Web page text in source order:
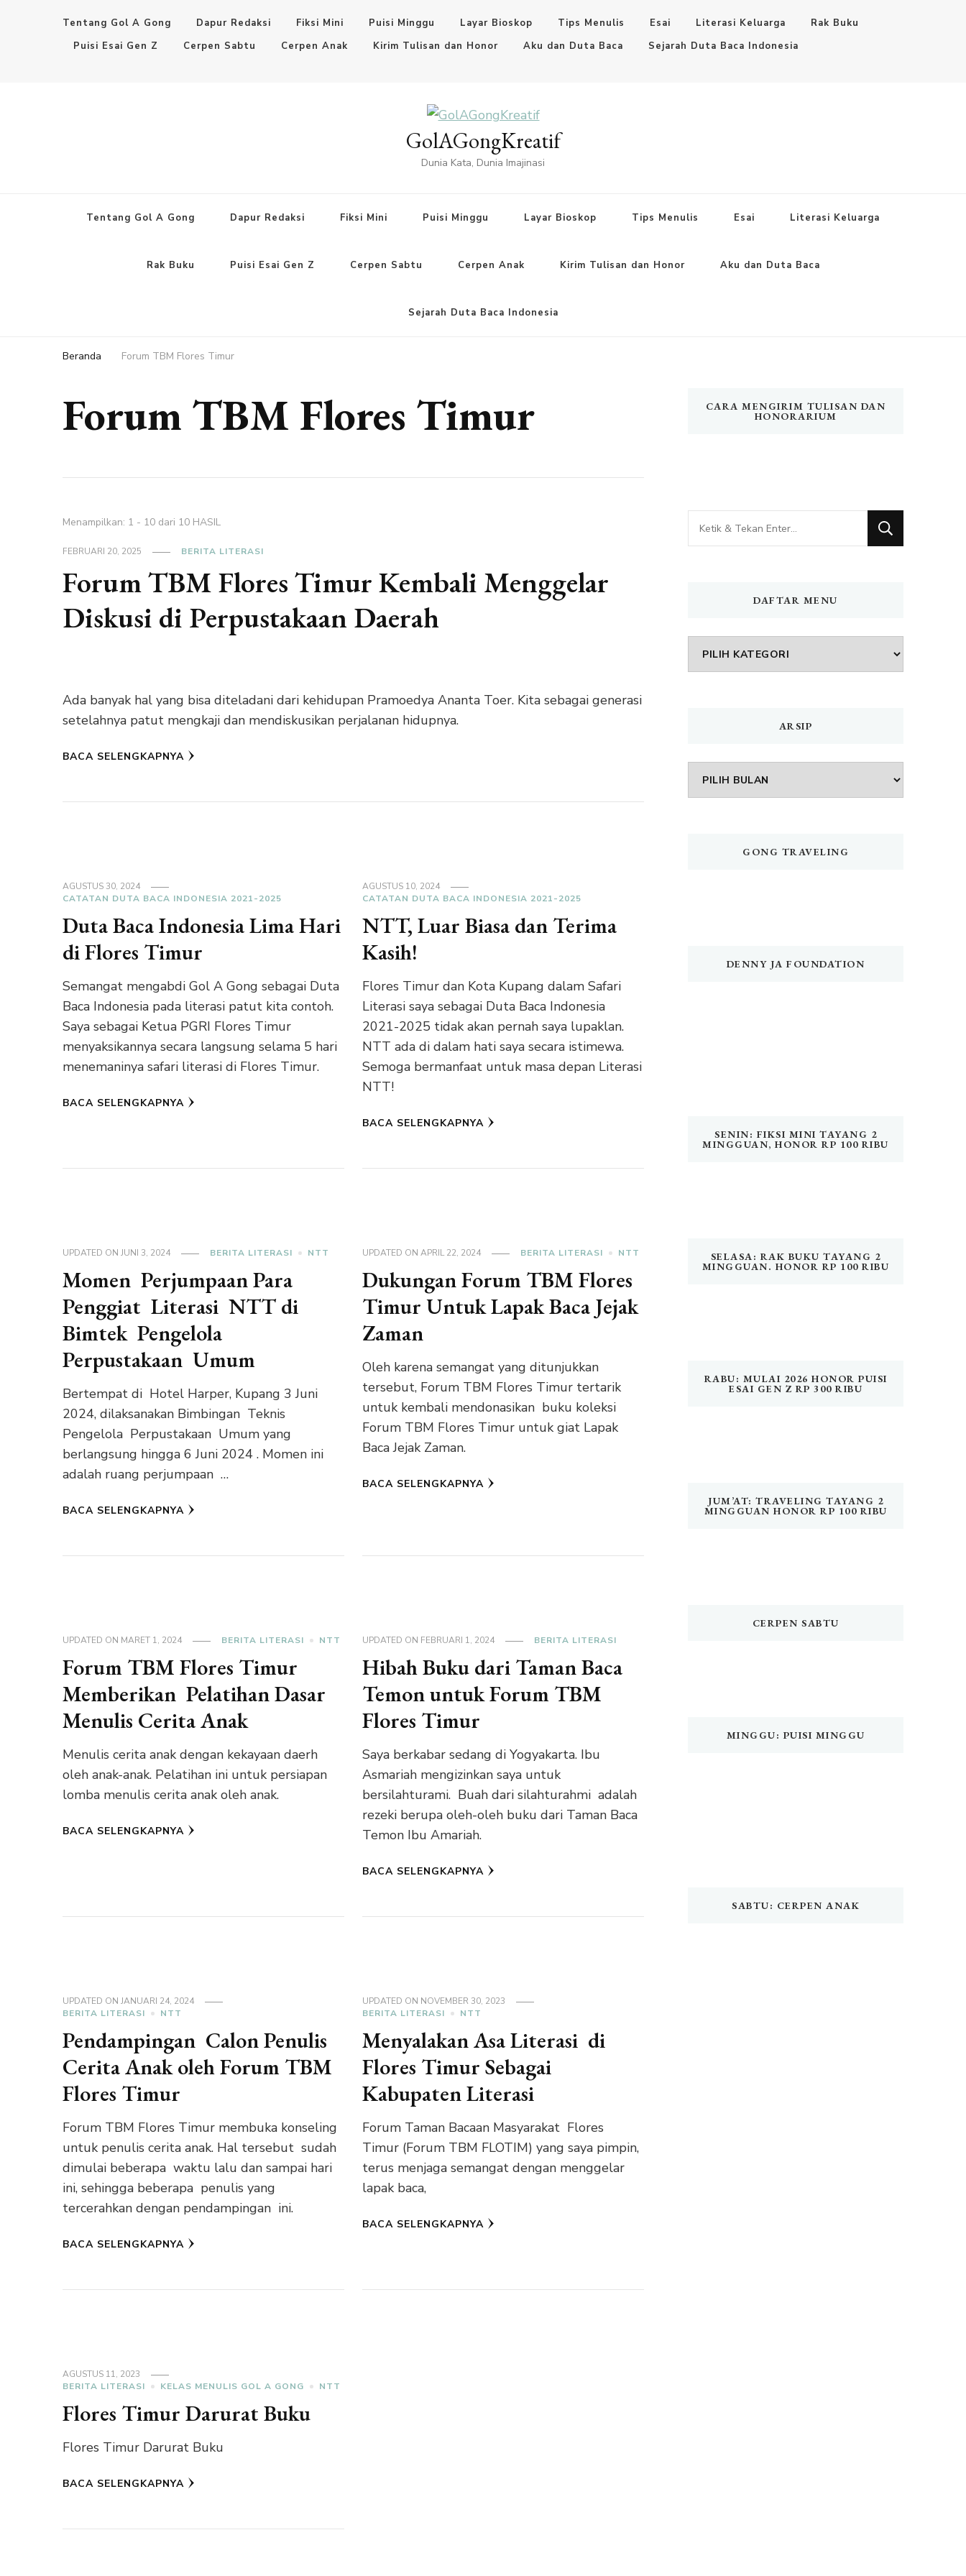
Tentang Gol A Gong Dapur Redaksi Fiksi Mini Puisi Minggu Layar Bioskop Tips Menulis Esai Literasi Keluarga
Rak Buku
Puisi Esai Gen Z
Cerpen Sabtu Cerpen Anak Kirim Tulisan dan Honor Aku dan Duta Baca Sejarah Duta Baca Indonesia
GolAGongKreatif
Dunia Kata, Dunia Imajinasi
Tentang Gol A Gong Dapur Redaksi Fiksi Mini Puisi Minggu Layar Bioskop Tips Menulis Esai Literasi Keluarga
Rak Buku Puisi Esai Gen Z Cerpen Sabtu Cerpen Anak Kirim Tulisan dan Honor Aku dan Duta Baca
Sejarah Duta Baca Indonesia
Beranda Forum TBM Flores Timur
Forum TBM Flores Timur
Menampilkan: 1 - 10 dari 10 HASIL
FEBRUARI 20, 2025 BERITA LITERASI
Forum TBM Flores Timur Kembali Menggelar
Diskusi di Perpustakaan Daerah
Ada banyak hal yang bisa diteladani dari kehidupan Pramoedya Ananta Toer. Kita sebagai generasi
setelahnya patut mengkaji dan mendiskusikan perjalanan hidupnya.
BACA SELENGKAPNYA
AGUSTUS 30, 2024
CATATAN DUTA BACA INDONESIA 2021-2025
Duta Baca Indonesia Lima Hari
di Flores Timur
Semangat mengabdi Gol A Gong sebagai Duta
Baca Indonesia pada literasi patut kita contoh.
Saya sebagai Ketua PGRI Flores Timur
menyaksikannya secara langsung selama 5 hari
menemaninya safari literasi di Flores Timur.
BACA SELENGKAPNYA
AGUSTUS 10, 2024
CATATAN DUTA BACA INDONESIA 2021-2025
NTT, Luar Biasa dan Terima
Kasih!
Flores Timur dan Kota Kupang dalam Safari
Literasi saya sebagai Duta Baca Indonesia
2021-2025 tidak akan pernah saya lupaklan.
NTT ada di dalam hati saya secara istimewa.
Semoga bermanfaat untuk masa depan Literasi
NTT!
BACA SELENGKAPNYA
UPDATED ONJUNI 3, 2024 BERITA LITERASI NTT
Momen Perjumpaan Para
Penggiat Literasi NTT di
Bimtek Pengelola
Perpustakaan Umum
Bertempat di Hotel Harper, Kupang 3 Juni
2024, dilaksanakan Bimbingan Teknis
Pengelola Perpustakaan Umum yang
berlangsung hingga 6 Juni 2024 . Momen ini
adalah ruang perjumpaan …
BACA SELENGKAPNYA
UPDATED ON APRIL 22, 2024 BERITA LITERASI NTT
Dukungan Forum TBM Flores
Timur Untuk Lapak Baca Jejak
Zaman
Oleh karena semangat yang ditunjukkan
tersebut, Forum TBM Flores Timur tertarik
untuk kembali mendonasikan buku koleksi
Forum TBM Flores Timur untuk giat Lapak
Baca Jejak Zaman.
BACA SELENGKAPNYA
UPDATED ON MARET 1, 2024 BERITA LITERASI NTT
Forum TBM Flores Timur
Memberikan Pelatihan Dasar
Menulis Cerita Anak
Menulis cerita anak dengan kekayaan daerh
oleh anak-anak. Pelatihan ini untuk persiapan
lomba menulis cerita anak oleh anak.
BACA SELENGKAPNYA
UPDATED ON FEBRUARI 1, 2024 BERITA LITERASI
Hibah Buku dari Taman Baca
Temon untuk Forum TBM
Flores Timur
Saya berkabar sedang di Yogyakarta. Ibu
Asmariah mengizinkan saya untuk
bersilahturami. Buah dari silahturahmi adalah
rezeki berupa oleh-oleh buku dari Taman Baca
Temon Ibu Amariah.
BACA SELENGKAPNYA
UPDATED ONJANUARI 24, 2024
BERITA LITERASI
NTT
Pendampingan Calon Penulis
Cerita Anak oleh Forum TBM
Flores Timur
Forum TBM Flores Timur membuka konseling
untuk penulis cerita anak. Hal tersebut sudah
dimulai beberapa waktu lalu dan sampai hari
ini, sehingga beberapa penulis yang
tercerahkan dengan pendampingan ini.
BACA SELENGKAPNYA
UPDATED ON NOVEMBER 30, 2023
BERITA LITERASI
NTT
Menyalakan Asa Literasi di
Flores Timur Sebagai
Kabupaten Literasi
Forum Taman Bacaan Masyarakat Flores
Timur (Forum TBM FLOTIM) yang saya pimpin,
terus menjaga semangat dengan menggelar
lapak baca,
BACA SELENGKAPNYA
AGUSTUS 11, 2023
BERITA LITERASI
KELAS MENULIS GOL A GONG NTT
Flores Timur Darurat Buku
Flores Timur Darurat Buku
BACA SELENGKAPNYA
CARA MENGIRIM TULISAN DAN
HONORARIUM
Mencari
Sesuatu?
DAFTAR MENU
DAFTAR
MENU
ARSIP
Arsip
GONG TRAVELING
DENNY JA FOUNDATION
SENIN: FIKSI MINI TAYANG 2
MINGGUAN, HONOR RP 100 RIBU
SELASA: RAK BUKU TAYANG 2
MINGGUAN. HONOR RP 100 RIBU
RABU: MULAI 2026 HONOR PUISI
ESAI GEN Z RP 300 RIBU
JUM’AT: TRAVELING TAYANG 2
MINGGUAN HONOR RP 100 RIBU
CERPEN SABTU
MINGGU: PUISI MINGGU
SABTU: CERPEN ANAK